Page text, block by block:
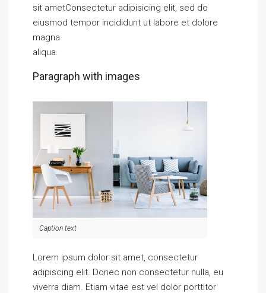
sit ametConsectetur adipisicing elit, sed do
eiusmod tempor incididunt ut labore et dolore
magna
aliqua.
Paragraph with images
Caption text
Lorem ipsum dolor sit amet, consectetur
adipiscing elit. Donec non consectetur nulla, eu
viverra diam. Etiam vitae est vel dolor porttitor